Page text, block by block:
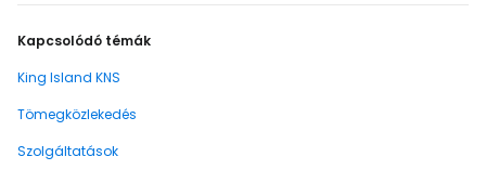
Kapcsolódó témák
King Island KNS
Tömegközlekedés
Szolgáltatások